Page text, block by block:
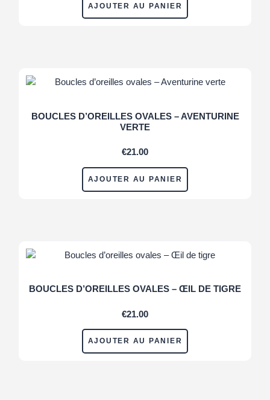
AJOUTER AU PANIER
BOUCLES D’OREILLES OVALES – AVENTURINE
VERTE
€21.00
AJOUTER AU PANIER
BOUCLES D’OREILLES OVALES – ŒIL DE TIGRE
€21.00
AJOUTER AU PANIER